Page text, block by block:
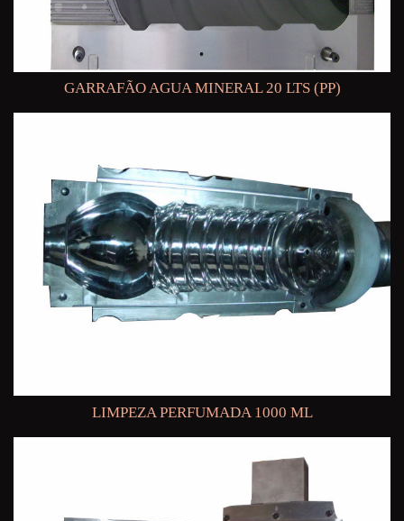
GARRAFÃO AGUA MINERAL 20 LTS (PP)
LIMPEZA PERFUMADA 1000 ML